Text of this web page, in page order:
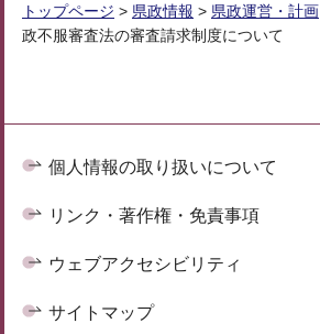
トップページ > 県政情報 > 県政運営・計画
政不服審査法の審査請求制度について
個人情報の取り扱いについて
リンク・著作権・免責事項
ウェブアクセシビリティ
サイトマップ